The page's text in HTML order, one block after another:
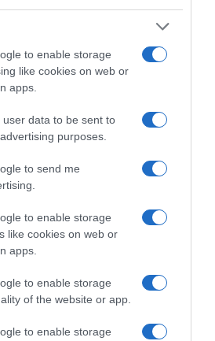
to enable storage
like cookies on web or
apps.
user data to be sent to
purposes.
to send me
to enable storage
like cookies on web or
apps.
to enable storage
of the website or app.
to enable storage